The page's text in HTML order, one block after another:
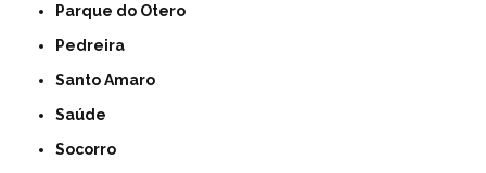
Parque do Otero
Pedreira
Santo Amaro
Saúde
Socorro